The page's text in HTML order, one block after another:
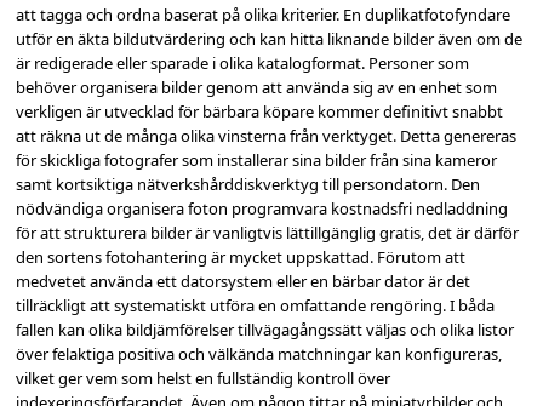
att tagga och ordna baserat på olika kriterier. En duplikatfotofyndare
utför en äkta bildutvärdering och kan hitta liknande bilder även om de
är redigerade eller sparade i olika katalogformat. Personer som
behöver organisera bilder genom att använda sig av en enhet som
verkligen är utvecklad för bärbara köpare kommer definitivt snabbt
att räkna ut de många olika vinsterna från verktyget. Detta genereras
för skickliga fotografer som installerar sina bilder från sina kameror
samt kortsiktiga nätverkshårddiskverktyg till persondatorn. Den
nödvändiga organisera foton programvara kostnadsfri nedladdning
för att strukturera bilder är vanligtvis lättillgänglig gratis, det är därför
den sortens fotohantering är mycket uppskattad. Förutom att
medvetet använda ett datorsystem eller en bärbar dator är det
tillräckligt att systematiskt utföra en omfattande rengöring. I båda
fallen kan olika bildjämförelser tillvägagångssätt väljas och olika listor
över felaktiga positiva och välkända matchningar kan konfigureras,
vilket ger vem som helst en fullständig kontroll över